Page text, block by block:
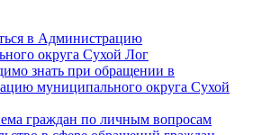
в Администрацию
округа Сухой Лог
знать при обращении в
муниципального округа Сухой
граждан по личным вопросам